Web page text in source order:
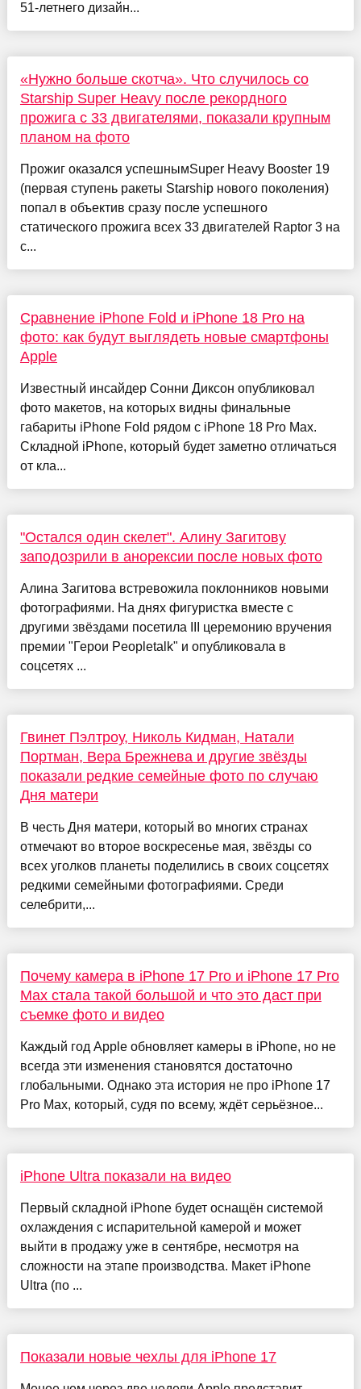
51-летнего дизайн...
«Нужно больше скотча». Что случилось со
Starship Super Heavy после рекордного
прожига с 33 двигателями, показали крупным
планом на фото
Прожиг оказался успешнымSuper Heavy Booster 19
(первая ступень ракеты Starship нового поколения)
попал в объектив сразу после успешного
статического прожига всех 33 двигателей Raptor 3 на
с...
Сравнение iPhone Fold и iPhone 18 Pro на
фото: как будут выглядеть новые смартфоны
Apple
Известный инсайдер Сонни Диксон опубликовал
фото макетов, на которых видны финальные
габариты iPhone Fold рядом с iPhone 18 Pro Max.
Складной iPhone, который будет заметно отличаться
от кла...
"Остался один скелет". Алину Загитову
заподозрили в анорексии после новых фото
Алина Загитова встревожила поклонников новыми
фотографиями. На днях фигуристка вместе с
другими звёздами посетила III церемонию вручения
премии "Герои Peopletalk" и опубликовала в
соцсетях ...
Гвинет Пэлтроу, Николь Кидман, Натали
Портман, Вера Брежнева и другие звёзды
показали редкие семейные фото по случаю
Дня матери
В честь Дня матери, который во многих странах
отмечают во второе воскресенье мая, звёзды со
всех уголков планеты поделились в своих соцсетях
редкими семейными фотографиями. Среди
селебрити,...
Почему камера в iPhone 17 Pro и iPhone 17 Pro
Max стала такой большой и что это даст при
съемке фото и видео
Каждый год Apple обновляет камеры в iPhone, но не
всегда эти изменения становятся достаточно
глобальными. Однако эта история не про iPhone 17
Pro Max, который, судя по всему, ждёт серьёзное...
iPhone Ultra показали на видео
Первый складной iPhone будет оснащён системой
охлаждения с испарительной камерой и может
выйти в продажу уже в сентябре, несмотря на
сложности на этапе производства. Макет iPhone
Ultra (по ...
Показали новые чехлы для iPhone 17